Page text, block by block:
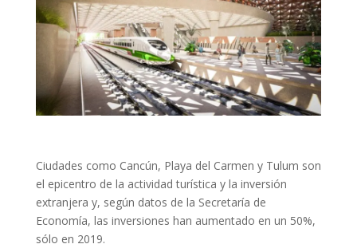
Ciudades como Cancún, Playa del Carmen y Tulum son
el epicentro de la actividad turística y la inversión
extranjera y, según datos de la Secretaría de
Economía, las inversiones han aumentado en un 50%,
sólo en 2019.